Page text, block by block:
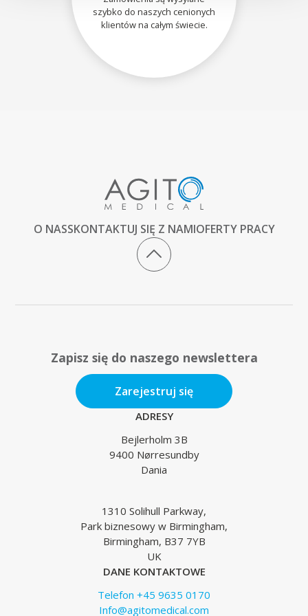
szybko do naszych cenionych
klientów na całym świecie.
O NASSKONTAKTUJ SIĘ Z NAMIOFERTY PRACY
Zapisz się do naszego newslettera
Zarejestruj się
ADRESY
Bejlerholm 3B
9400 Nørresundby
Dania
1310 Solihull Parkway,
Park biznesowy w Birmingham,
Birmingham, B37 7YB
UK
DANE KONTAKTOWE
Telefon +45 9635 0170
Info@agitomedical.com